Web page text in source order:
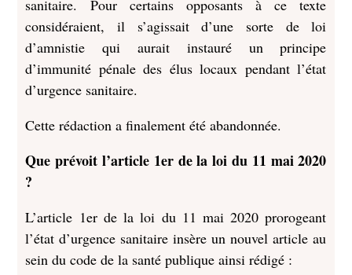
sanitaire. Pour certains opposants à ce texte
considéraient, il s’agissait d’une sorte de loi
d’amnistie qui aurait instauré un principe
d’immunité pénale des élus locaux pendant l’état
d’urgence sanitaire.
Cette rédaction a finalement été abandonnée.
Que prévoit l’article 1er de la loi du 11 mai 2020
?
L’article 1er de la loi du 11 mai 2020 prorogeant
l’état d’urgence sanitaire insère un nouvel article au
sein du code de la santé publique ainsi rédigé :